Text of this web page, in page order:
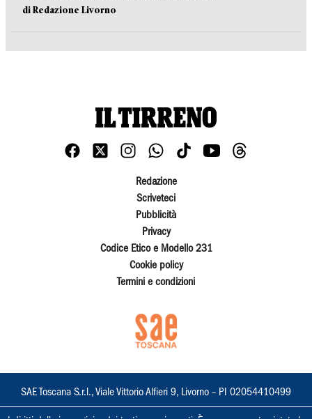
di Redazione Livorno
Redazione
Scriveteci
Pubblicità
Privacy
Codice Etico e Modello 231
Cookie policy
Termini e condizioni
SAE Toscana S.r.l., Viale Vittorio Alfieri 9, Livorno – PI 02054410499